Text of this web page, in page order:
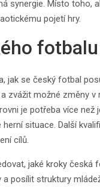
synergie. Místo toho,
pojetí hry.
fotbalu
jak se český fotbal
zvážit možné změny
je potřeba více
situace. Další
cílů.
jaké kroky
posílit struktury